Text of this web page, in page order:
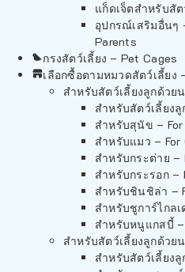
แก็ดเจ็ตสำหรับสั
อุปกรณ์เสริมอื่นๆ
Parents
กรงสัตว์เลี้ยง – Pet Cages
เลือกซื้อตามหมวดสัตว์เลี้ยง
สำหรับสัตว์เลี้ยงลูกด้วย
สำหรับสัตว์เลี้ยง
สำหรับสุนัข – For
สำหรับแมว – For
สำหรับกระต่าย –
สำหรับกระรอก –
สำหรับชินชิล่า –
สำหรับชูการ์ไกล
สำหรับหนูแกสบี้ –
สำหรับสัตว์เลี้ยงลูกด้วย
สำหรับสัตว์เลี้ยง